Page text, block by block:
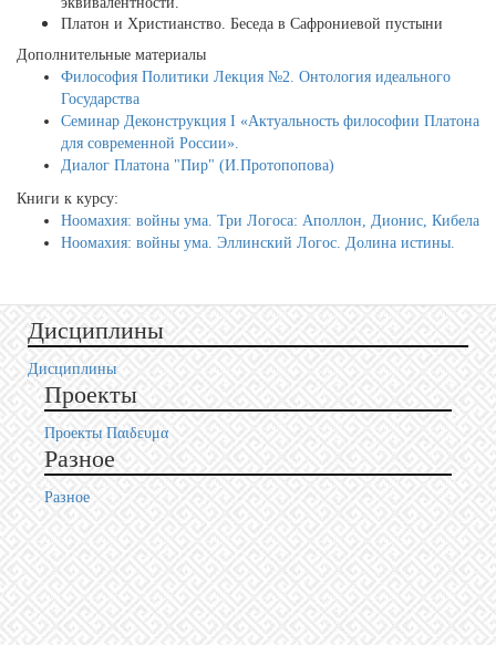
Платон и Христианство. Беседа в Сафрониевой пустыни
Дополнительные материалы
Философия Политики Лекция №2. Онтология идеального
Государства
Cеминар Деконструкция I «Актуальность философии Платона
для современной России».
Диалог Платона "Пир" (И.Протопопова)
Книги к курсу:
Ноомахия: войны ума. Три Логоса: Аполлон, Дионис, Кибела
Ноомахия: войны ума. Эллинский Логос. Долина истины.
Дисциплины
Дисциплины
Проекты
Проекты Пαιδευμα
Разное
Разное